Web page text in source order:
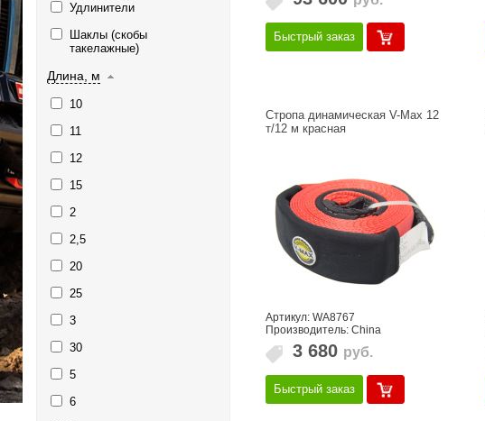
Удлинители
Шаклы (скобы
такелажные)
Длина, м
10
11
12
15
2
2,5
20
25
3
30
5
6
Быстрый заказ
Стропа динамическая V-Max 12
т/12 м красная
Артикул: WA8767
Производитель: China
3 680 руб.
Быстрый заказ